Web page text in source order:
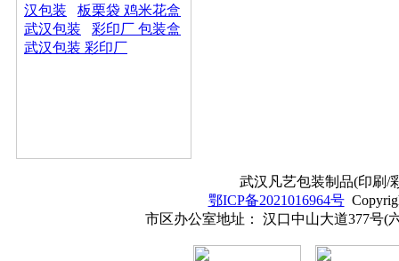
汉包装
板栗袋 鸡米花盒
武汉包装
彩印厂 包装盒
武汉包装 彩印厂
武汉凡艺包装制品(印刷/
鄂ICP备2021016964号
市区办公室地址： 汉口中山大道377号